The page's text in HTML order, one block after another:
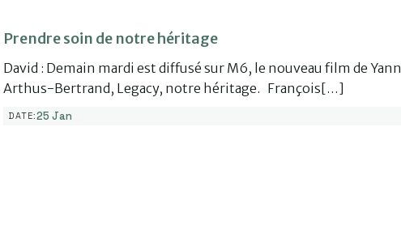
Prendre soin de notre héritage
David : Demain mardi est diffusé sur M6, le nouveau film de Yann
Arthus-Bertrand, Legacy, notre héritage. François[…]
DATE:25 Jan